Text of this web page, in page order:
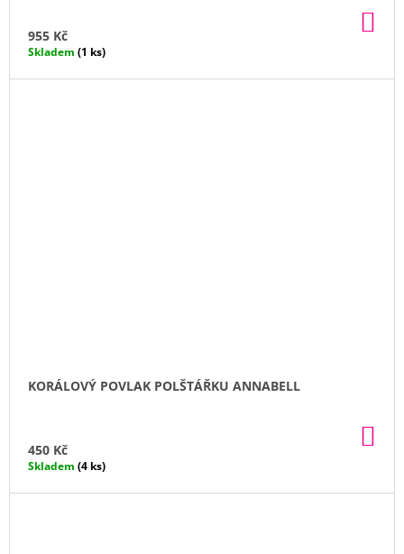
955 Kč
Skladem (1 ks)
KORÁLOVÝ POVLAK POLŠTÁŘKU ANNABELL
450 Kč
Skladem (4 ks)